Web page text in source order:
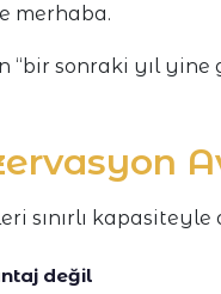
merhaba.
“bir sonraki yıl
sınırlı
değil